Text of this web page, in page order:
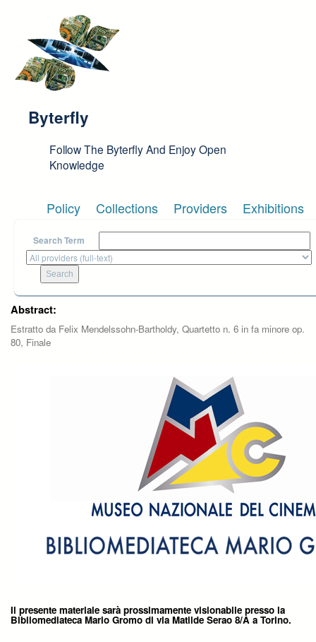
Byterfly
Follow The Byterfly And Enjoy Open
Knowledge
Policy Collections Providers Exhibitions
Search Term
Abstract:
Estratto da Felix Mendelssohn-Bartholdy, Quartetto n. 6 in fa minore op.
80, Finale
Il presente materiale sarà prossimamente visionabile presso la
Bibliomediateca Mario Gromo di via Matilde Serao 8/A a Torino.